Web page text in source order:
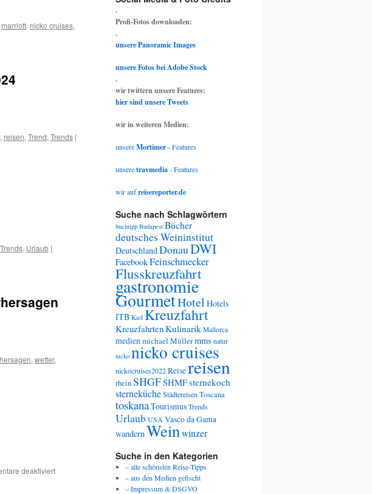
marriott, nicko cruises,
, reisen, Trend, Trends |
Trends, Urlaub |
, wetter,
deaktiviertfür
.
Profi-Fotos downloaden:
.
unsere Panoramic Images
unsere Fotos bei Adobe Stock
.
wir twittern unsere Features:
hier sind unsere Tweets
wir in weiteren Medien:
unsereMortimer- Features
unseretravmedia- Features
wir aufreisereporter.de
Suche nach Schlagwörtern
buchtipp Budapest Bücher
deutsches Weininstitut
DeutschlandDonauDWI
FacebookFeinschmecker
Flusskreuzfahrt
gastronomie
GourmetHotel Hotels
ITB Kiel Kreuzfahrt
KreuzfahrtenKulinarik Mallorca
medienmichael Müllermms natur
nicko nicko cruises
nickocruises2022Reisereisen
rheinSHGFSHMFsternekoch
sternekücheStädtereisenToscana
toskanaTourismus Trends
Urlaub USA Vasco da Gama
wandernWeinwinzer
Suche in den Kategorien
– alle schönsten Reise-Tipps
– aus den Medien gefischt
– Impressum & DSGVO